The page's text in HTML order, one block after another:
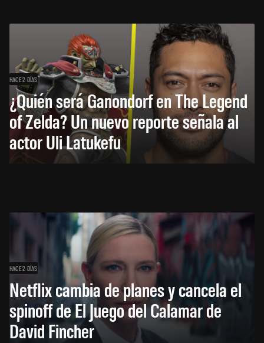
HACE 2 DÍAS
¿Quién será Ganondorf en The Legend
of Zelda? Un nuevo reporte señala al
actor Uli Latukefu
HACE 2 DÍAS
Netflix cambia de planes y cancela el
spinoff de El Juego del Calamar de
David Fincher